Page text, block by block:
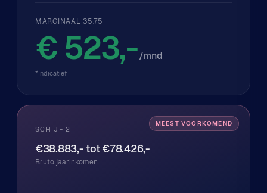
MARGINAAL 35.75
€ 523,-/mnd
*Indicatief
SCHIJF 2
€38.883,- tot €78.426,-
Bruto jaarinkomen